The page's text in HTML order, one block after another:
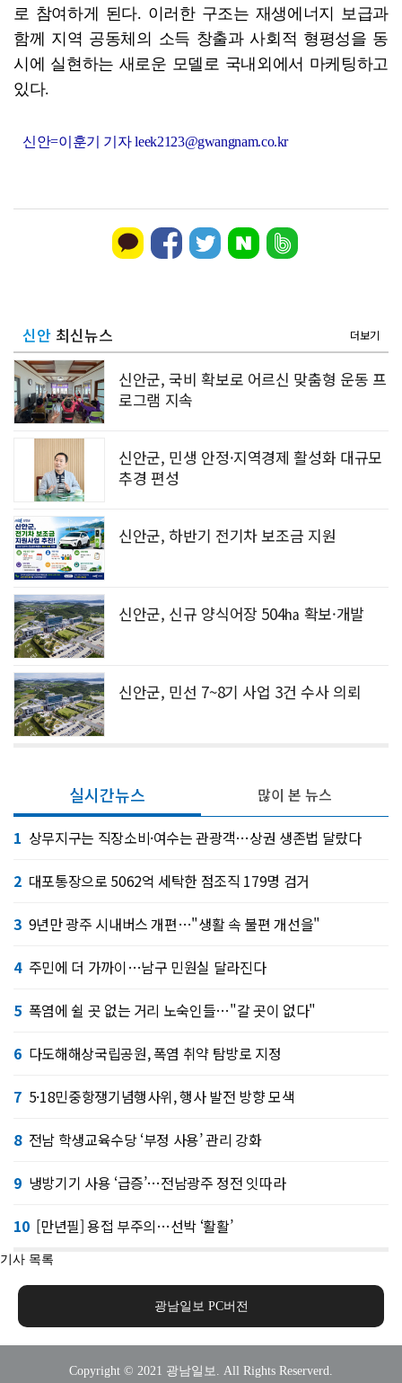
로 참여하게 된다. 이러한 구조는 재생에너지 보급과
함께 지역 공동체의 소득 창출과 사회적 형평성을 동
시에 실현하는 새로운 모델로 국내외에서 마케팅하고
있다.
신안=이훈기 기자 leek2123@gwangnam.co.kr
신안 최신뉴스 더보기
신안군, 국비 확보로 어르신 맞춤형 운동 프
로그램 지속
신안군, 민생 안정·지역경제 활성화 대규모
추경 편성
신안군, 하반기 전기차 보조금 지원
신안군, 신규 양식어장 504㏊ 확보·개발
신안군, 민선 7~8기 사업 3건 수사 의뢰
실시간뉴스
1 상무지구는 직장소비·여수는 관광객…상권 생존법 달랐다
2 대포통장으로 5062억 세탁한 점조직 179명 검거
3 9년만 광주 시내버스 개편…"생활 속 불편 개선을"
4 주민에 더 가까이…남구 민원실 달라진다
5 폭염에 쉴 곳 없는 거리 노숙인들…"갈 곳이 없다"
6 다도해해상국립공원, 폭염 취약 탐방로 지정
7 5·18민중항쟁기념행사위, 행사 발전 방향 모색
8 전남 학생교육수당 ‘부정 사용’ 관리 강화
9 냉방기기 사용 ‘급증’…전남광주 정전 잇따라
10 [만년필] 용접 부주의…선박 ‘활활’
많이 본 뉴스
기사 목록
광남일보 PC버전
Copyright © 2021 광남일보. All Rights Reserverd.